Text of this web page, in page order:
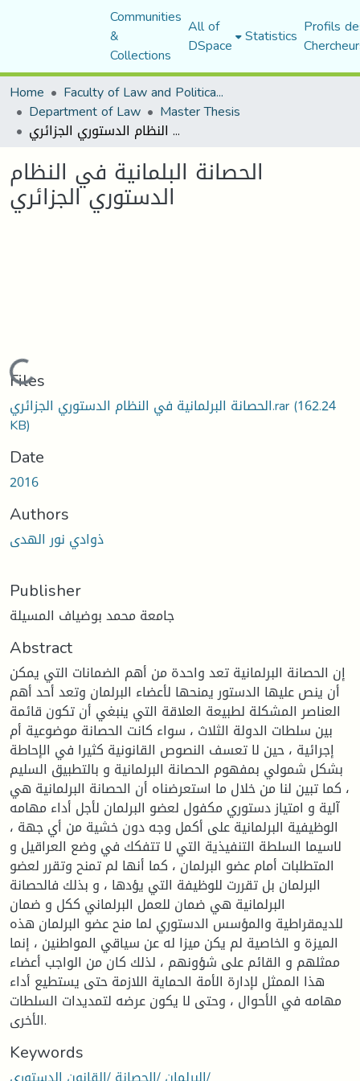
Communities
&
Collections
All of
DSpace Statistics Profils
Home
Faculty of Law and Political Science
Department of Law Master Thesis
الحصانة البلمانية في النظام الدستوري الجزائري
الحصانة البلمانية في النظام
الدستوري الجزائري
Loading...
Files
الحصانة البرلمانية في النظام الدستوري الجزائري.rar(162.24
KB)
Date
2016
Authors
ذوادي نور الهدى
Publisher
جامعة محمد بوضياف المسيلة
Abstract
إن الحصانة البرلمانية تعد واحدة من أهم الضمانات التي يمكن
أن ينص عليها الدستور يمنحها لأعضاء البرلمان وتعد أحد أهم
العناصر المشكلة لطبيعة العلاقة التي ينبغي أن تكون قائمة
بين سلطات الدولة الثلاث ، سواء كانت الحصانة موضوعية أم
إجرائية ، حين لا تعسف النصوص القانونية كثيرا في الإحاطة
بشكل شمولي بمفهوم الحصانة البرلمانية و بالتطبيق السليم
، كما تبين لنا من خلال ما استعرضناه أن الحصانة البرلمانية هي
آلية و امتياز دستوري مكفول لعضو البرلمان لأجل أداء مهامه
الوظيفية البرلمانية على أكمل وجه دون خشية من أي جهة ،
لاسيما السلطة التنفيذية التي لا تتفكك في وضع العراقيل و
المتطلبات أمام عضو البرلمان ، كما أنها لم تمنح وتقرر لعضو
البرلمان بل تقررت للوظيفة التي يؤدها ، و بذلك فالحصانة
البرلمانية هي ضمان للعمل البرلماني ككل و ضمان
للديمقراطية والمؤسس الدستوري لما منح عضو البرلمان هذه
الميزة و الخاصية لم يكن ميزا له عن سياقي المواطنين ، إنما
ممثلهم و القائم على شؤونهم ، لذلك كان من الواجب أعضاء
هذا الممثل لإدارة الأمة الحماية اللازمة حتى يستطيع أداء
مهامه في الأحوال ، وحتى لا يكون عرضه لتمديدات السلطات
الأخرى.
Keywords